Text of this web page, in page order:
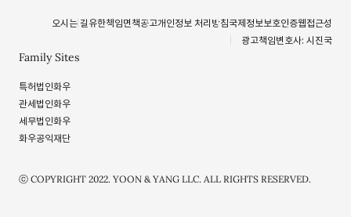
Family Sites
특허법인화우
관세법인화우
세무법인화우
화우공익재단
오시는 길 유한책임면책공고개인정보 처리방침국제정보보호인증웹접근성
광고책임변호사: 시진국
ⓒ COPYRIGHT 2022. YOON & YANG LLC. ALL RIGHTS RESERVED.